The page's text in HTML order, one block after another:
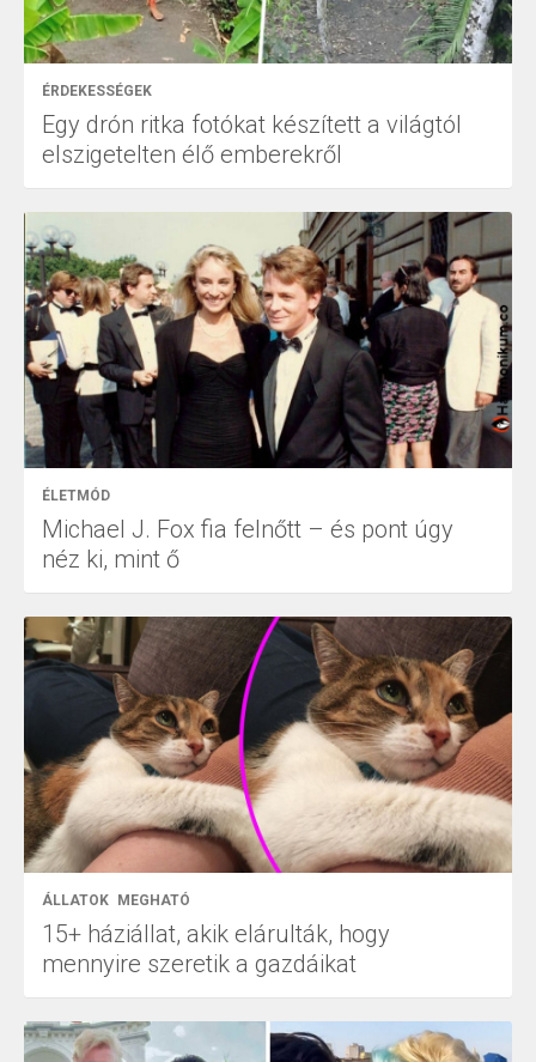
ÉRDEKESSÉGEK
Egy drón ritka fotókat készített a világtól
elszigetelten élő emberekről
ÉLETMÓD
Michael J. Fox fia felnőtt – és pont úgy
néz ki, mint ő
ÁLLATOK MEGHATÓ
15+ háziállat, akik elárulták, hogy
mennyire szeretik a gazdáikat